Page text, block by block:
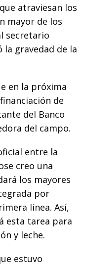
atraviesan los
mayor de los
secretario
gravedad de la
en la próxima
de
del Banco
del campo.
entre la
creo una
los mayores
por
línea. Así,
esta tarea para
y leche.
estuvo